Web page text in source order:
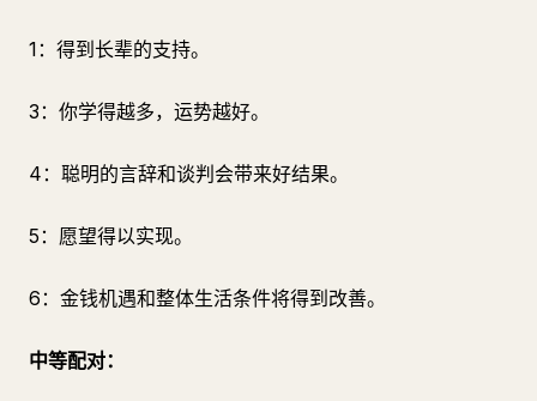
1：得到长辈的支持。
3：你学得越多，运势越好。
4：聪明的言辞和谈判会带来好结果。
5：愿望得以实现。
6：金钱机遇和整体生活条件将得到改善。
中等配对：